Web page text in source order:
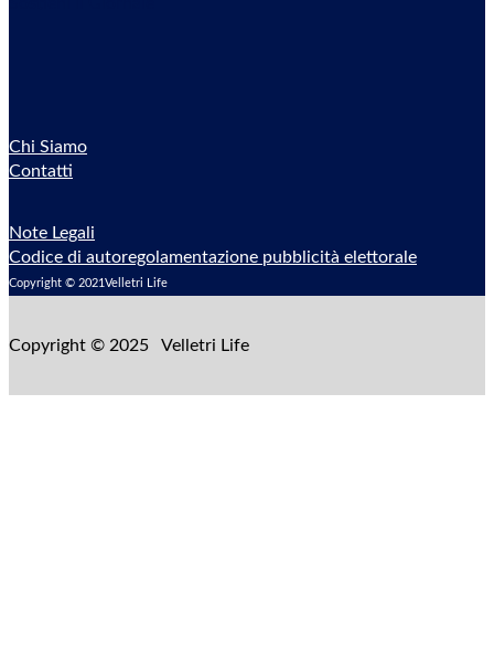
Chi Siamo
Contatti
Note Legali
Codice di autoregolamentazione pubblicità elettorale
Copyright © 2021Velletri Life
Copyright © 2025 Velletri Life